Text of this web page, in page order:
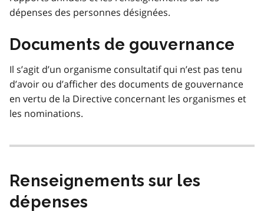
dépenses des personnes désignées.
Documents de gouvernance
Il s’agit d’un organisme consultatif qui n’est pas tenu
d’avoir ou d’afficher des documents de gouvernance
en vertu de la Directive concernant les organismes et
les nominations.
Renseignements sur les
dépenses